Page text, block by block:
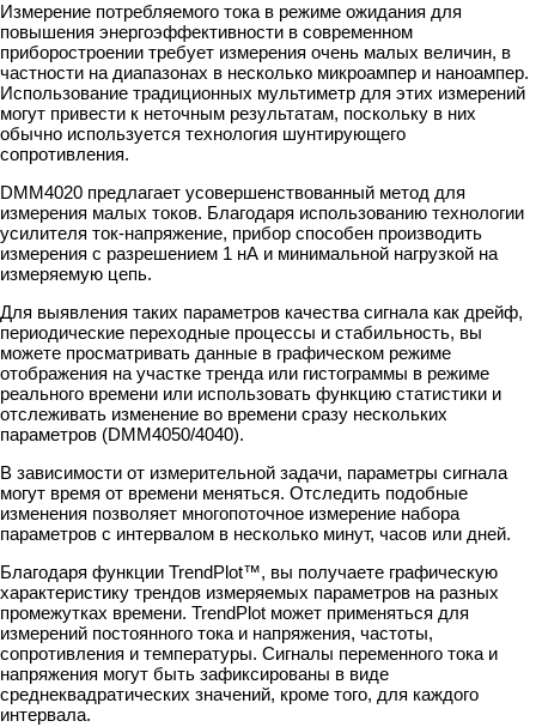
Измерение потребляемого тока в режиме ожидания для
повышения энергоэффективности в современном
приборостроении требует измерения очень малых величин, в
частности на диапазонах в несколько микроампер и наноампер.
Использование традиционных мультиметр для этих измерений
могут привести к неточным результатам, поскольку в них
обычно используется технология шунтирующего
сопротивления.
DMM4020 предлагает усовершенствованный метод для
измерения малых токов. Благодаря использованию технологии
усилителя ток-напряжение, прибор способен производить
измерения с разрешением 1 нА и минимальной нагрузкой на
измеряемую цепь.
Для выявления таких параметров качества сигнала как дрейф,
периодические переходные процессы и стабильность, вы
можете просматривать данные в графическом режиме
отображения на участке тренда или гистограммы в режиме
реального времени или использовать функцию статистики и
отслеживать изменение во времени сразу нескольких
параметров (DMM4050/4040).
В зависимости от измерительной задачи, параметры сигнала
могут время от времени меняться. Отследить подобные
изменения позволяет многопоточное измерение набора
параметров с интервалом в несколько минут, часов или дней.
Благодаря функции TrendPlot™, вы получаете графическую
характеристику трендов измеряемых параметров на разных
промежутках времени. TrendPlot может применяться для
измерений постоянного тока и напряжения, частоты,
сопротивления и температуры. Сигналы переменного тока и
напряжения могут быть зафиксированы в виде
среднеквадратических значений, кроме того, для каждого
интервала.